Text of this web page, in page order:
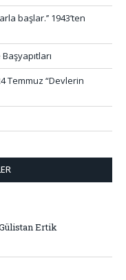
başlar.’’ 1943’ten
Temmuz “Devlerin
Ertik